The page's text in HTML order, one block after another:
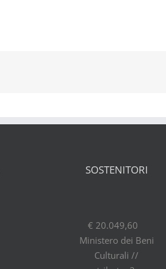
SOSTENITORI
€ 20.049,60
Ministero dei Beni
Culturali //